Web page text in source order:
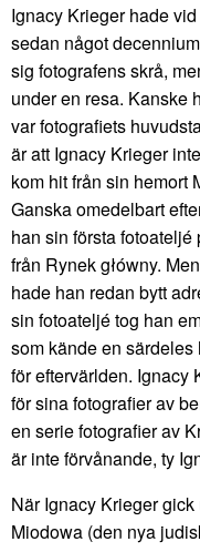
Ignacy Krieger hade
sedan något
sig fotografens skrå,
under en resa. Kanske
var fotografiets
är att Ignacy Krieger
kom hit från sin hemort
Ganska omedelbart
han sin första
från Rynek główny.
hade han redan bytt
sin fotoateljé tog han
som kände en
för eftervärlden. Ignacy
för sina fotografier av
en serie fotografier av
är inte förvånande, ty
När Ignacy Krieger
Miodowa (den nya